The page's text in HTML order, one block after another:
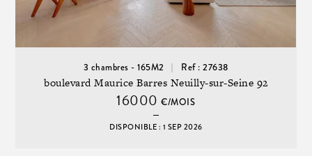
3 chambres - 165M2 Ref : 27638
boulevard Maurice Barres Neuilly-sur-Seine 92
16000€/MOIS
DISPONIBLE : 1 SEP 2026